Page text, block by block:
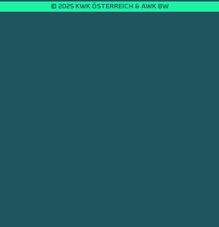
© 2025 KWK ÖSTERREICH & AWK BW